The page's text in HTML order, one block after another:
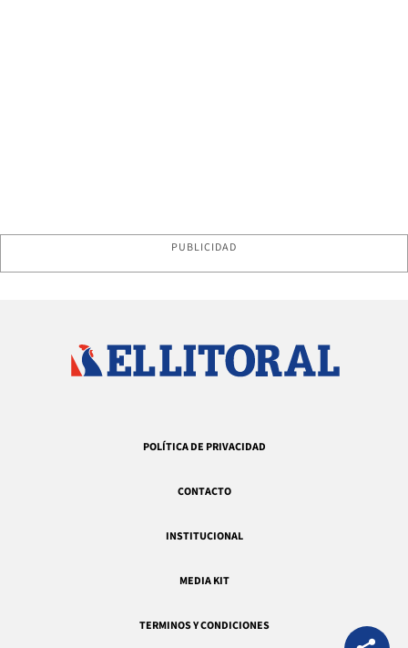
PUBLICIDAD
POLÍTICA DE PRIVACIDAD
CONTACTO
INSTITUCIONAL
MEDIA KIT
TERMINOS Y CONDICIONES